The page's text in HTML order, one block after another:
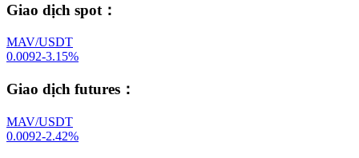
Giao dịch spot ：
MAV/USDT
0.0092-3.15%
Giao dịch futures ：
MAV/USDT
0.0092-2.42%